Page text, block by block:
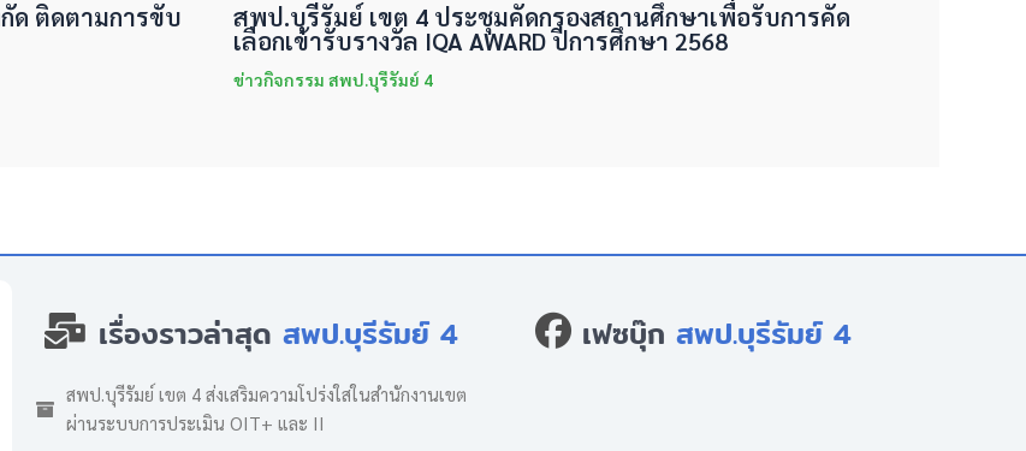
ด ติดตามการขับ สพป.บุรีรัมย์ เขต 4 ประชุมคัดกรองสถานศึกษาเพื่อรับการคัด
เลือกเข้ารับรางวัล IQA AWARD ปีการศึกษา 2568
ข่าวกิจกรรม สพป.บุรีรัมย์ 4
เรื่องราวล่าสุด สพป.บุรีรัมย์ 4
สพป.บุรีรัมย์ เขต 4 ส่งเสริมความโปร่งใสในสำนักงานเขต
ผ่านระบบการประเมิน OIT+ และ II
เฟซบุ๊ก สพป.บุรีรัมย์ 4